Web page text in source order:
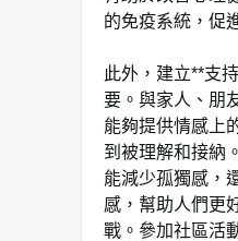
的免疫系統，促
此外，建立**支
要。與家人、朋
能夠提供情感上
到被理解和接納
能減少孤獨感，
感，幫助人們更
戰。參加社區活